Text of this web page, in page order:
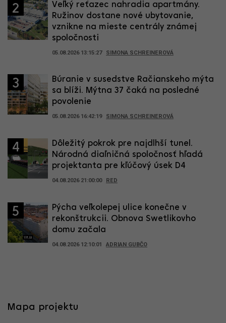
2
Veľký reťazec nahradia apartmány.
Ružinov dostane nové ubytovanie,
vznikne na mieste centrály známej
spoločnosti
05.08.2026 13:15:27 SIMONA SCHREINEROVÁ
3
Búranie v susedstve Račianskeho mýta
sa blíži. Mýtna 37 čaká na posledné
povolenie
05.08.2026 16:42:19 SIMONA SCHREINEROVÁ
4
Dôležitý pokrok pre najdlhší tunel.
Národná diaľničná spoločnosť hľadá
projektanta pre kľúčový úsek D4
04.08.2026 21:00:00 RED
5
Pýcha veľkolepej ulice konečne v
rekonštrukcii. Obnova Swetlikovho
domu začala
04.08.2026 12:10:01 ADRIAN GUBČO
Mapa projektu